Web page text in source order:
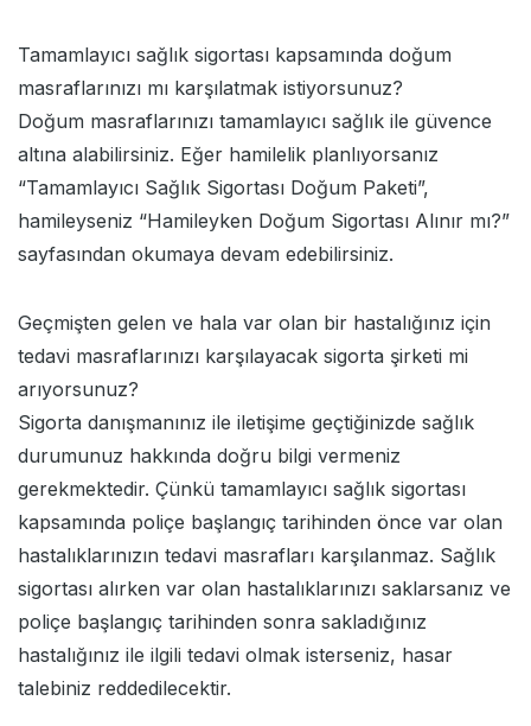
Tamamlayıcı sağlık sigortası kapsamında doğum
masraflarınızı mı karşılatmak istiyorsunuz?
Doğum masraflarınızı tamamlayıcı sağlık ile güvence
altına alabilirsiniz. Eğer hamilelik planlıyorsanız
“Tamamlayıcı Sağlık Sigortası Doğum Paketi”,
hamileyseniz “Hamileyken Doğum Sigortası Alınır mı?”
sayfasından okumaya devam edebilirsiniz.
Geçmişten gelen ve hala var olan bir hastalığınız için
tedavi masraflarınızı karşılayacak sigorta şirketi mi
arıyorsunuz?
Sigorta danışmanınız ile iletişime geçtiğinizde sağlık
durumunuz hakkında doğru bilgi vermeniz
gerekmektedir. Çünkü tamamlayıcı sağlık sigortası
kapsamında poliçe başlangıç tarihinden önce var olan
hastalıklarınızın tedavi masrafları karşılanmaz. Sağlık
sigortası alırken var olan hastalıklarınızı saklarsanız ve
poliçe başlangıç tarihinden sonra sakladığınız
hastalığınız ile ilgili tedavi olmak isterseniz, hasar
talebiniz reddedilecektir.